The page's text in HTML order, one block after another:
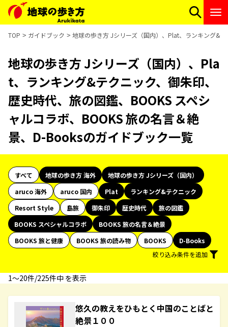
TOP ガイドブック 地球の歩き方 Jシリーズ（国内）、Plat、ランキング&
地球の歩き方 Jシリーズ（国内）、Pla
t、ランキング&テクニック、御朱印、
歴史時代、旅の図鑑、BOOKS スペシ
ャルコラボ、BOOKS 旅の名言＆絶
景、D-Booksのガイドブック一覧
すべて 地球の歩き方 海外
地球の歩き方 Jシリーズ（国内）
aruco 海外
aruco 国内 Plat
ランキング&テクニック
Resort Style
島旅 御朱印 歴史時代
旅の図鑑
BOOKS スペシャルコラボ
BOOKS 旅の名言＆絶景
BOOKS 旅と健康
BOOKS 旅の読み物 BOOKS
D-Books
絞り込み条件を追加
1〜20件/225件中 を表示
悠久の教えをひもとく中国のことばと
絶景１００